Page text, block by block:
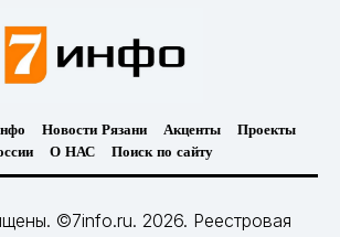
Новости Рязани Акценты
Проекты
О НАС Поиск по сайту
©7info.ru. 2026. Реестровая